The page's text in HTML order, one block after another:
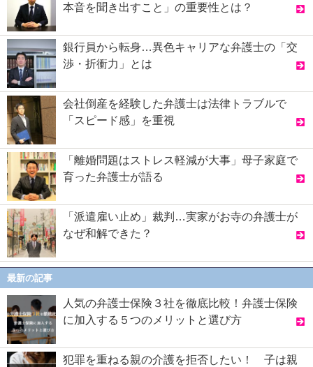
本音を聞き出すこと」の重要性とは？
銀行員から転身…異色キャリアな弁護士の「交
渉・折衝力」とは
会社倒産を経験した弁護士は法律トラブルで
「スピード感」を重視
「離婚問題はストレス軽減が大事」母子家庭で
育った弁護士が語る
「派遣雇い止め」裁判…実家がお寺の弁護士が
なぜ和解できた？
最新の記事
人気の弁護士保険３社を徹底比較！弁護士保険
に加入する５つのメリットと選び方
犯罪を重ねる親の介護を拒否したい！ 子は親